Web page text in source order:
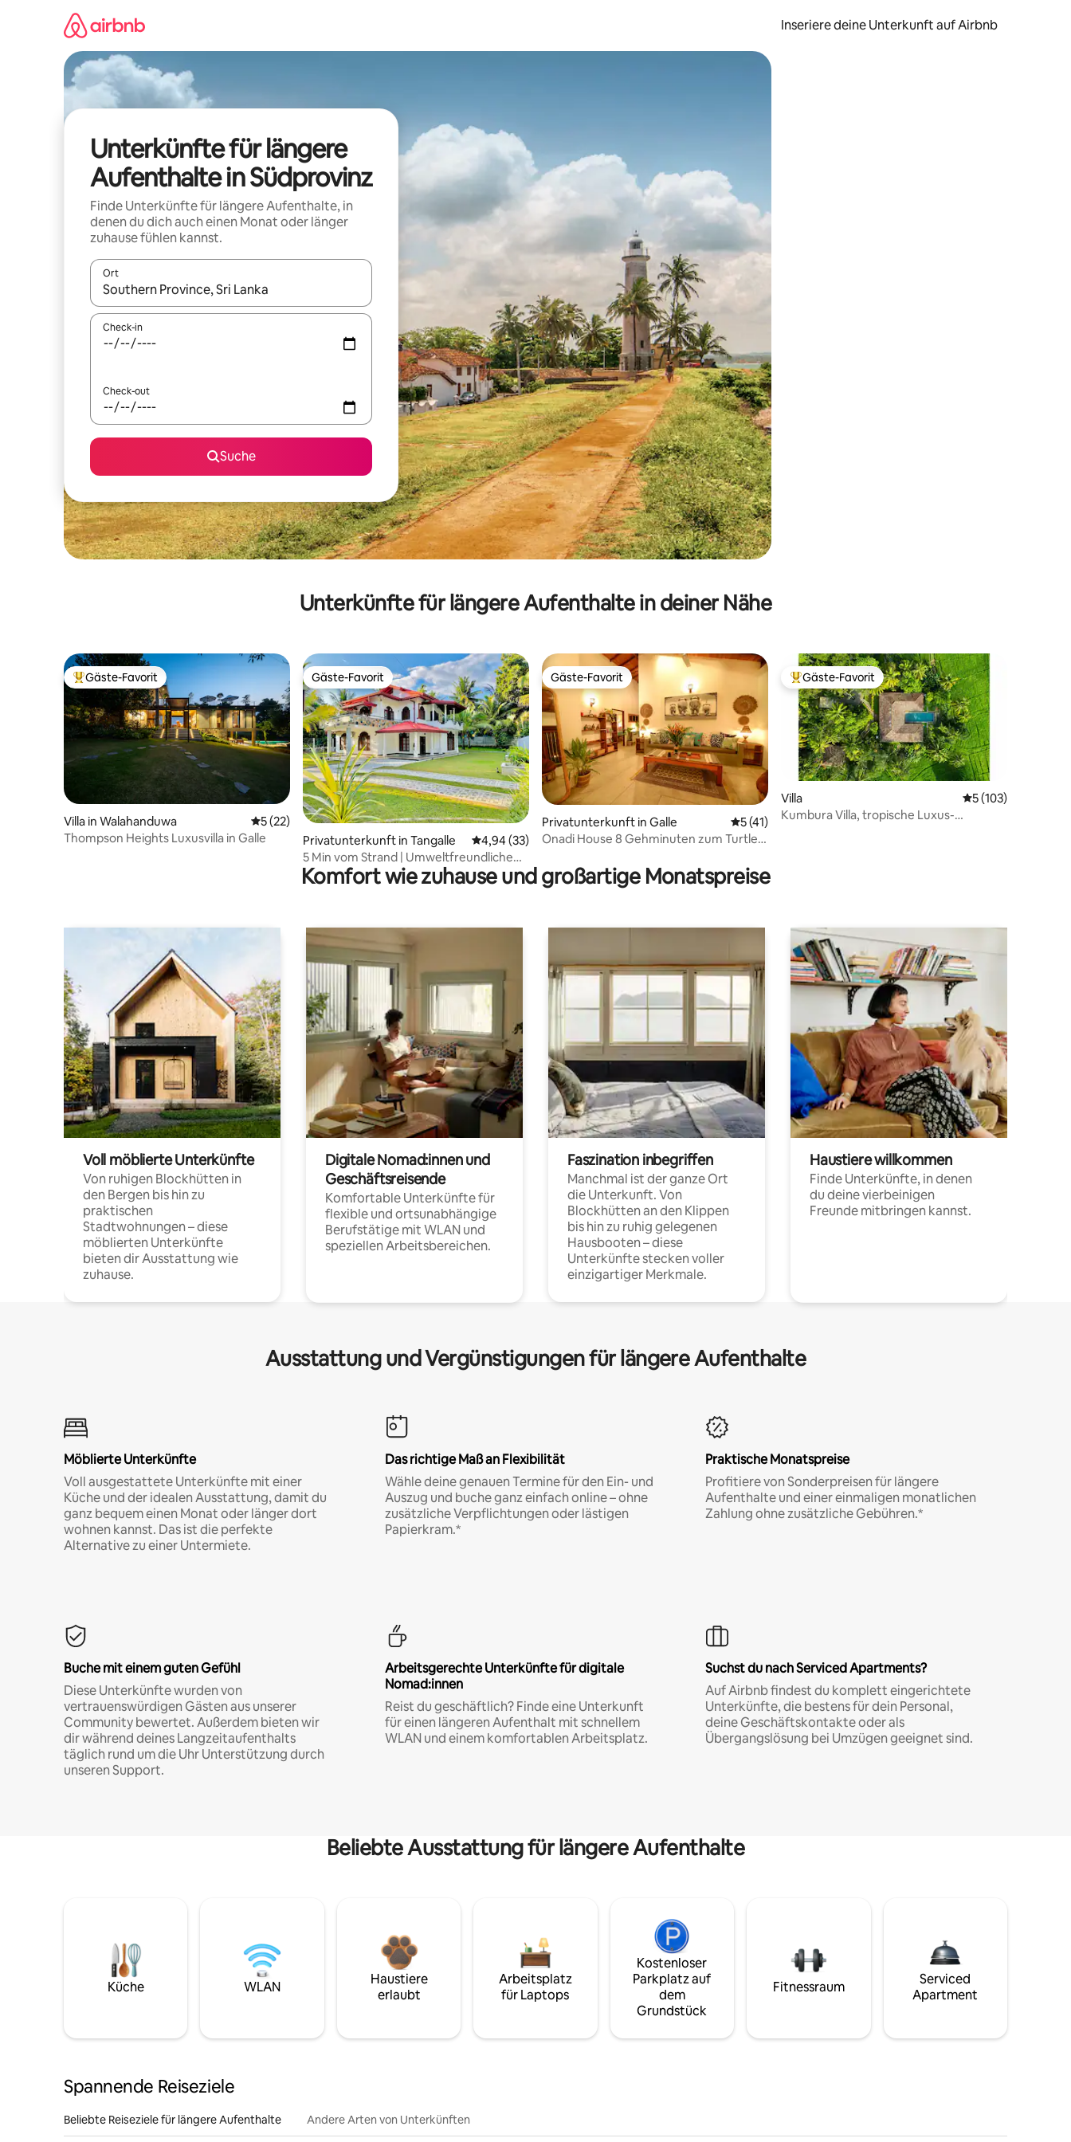
Inseriere deine Unterkunft auf Airbnb
Unterkünfte für längere
Aufenthalte in Südprovinz
Finde Unterkünfte für längere Aufenthalte, in
denen du dich auch einen Monat oder länger
zuhause fühlen kannst.
Ort
Wenn Ergebnisse verfügbar sind, navigiere mit den Pfeiltasten nach oben und unten oder erkunde die Ergebnisse durch Berühren oder Wischgesten.
Check-in
Check-out
Suche
Unterkünfte für längere Aufenthalte in deiner Nähe
Beliebter Gäste-Favorit.
Gäste-Favorit
Villa in Walahanduwa Durchschnittliche Bewertung: 5 von 5, 22 Bewertungen
5 (22)
Thompson Heights Luxusvilla in Galle
Gäste-Favorit
Gäste-Favorit
Privatunterkunft in Tangalle Durchschnittliche Bewertung: 4,94 von 5, 33 Bewertungen
4,94 (33)
5 Min vom Strand | Umweltfreundliche
3BR Privatvilla
Gäste-Favorit
Gäste-Favorit
Privatunterkunft in Galle Durchschnittliche Bewertung: 5 von 5, 41 Bewertungen
5 (41)
Onadi House 8 Gehminuten zum Turtle
Beliebter Gäste-Favorit.
Gäste-Favorit
Villa Durchschnittliche
5 (103)
Kumbura Villa, tropische Luxus-
Komfort wie zuhause und großartige Monatspreise
Voll möblierte Unterkünfte
Von ruhigen Blockhütten in
den Bergen bis hin zu
praktischen
Stadtwohnungen – diese
möblierten Unterkünfte
bieten dir Ausstattung wie
zuhause.
Digitale Nomad:innen und
Geschäftsreisende
Komfortable Unterkünfte für
flexible und ortsunabhängige
Berufstätige mit WLAN und
speziellen Arbeitsbereichen.
Faszination inbegriffen
Manchmal ist der ganze Ort
die Unterkunft. Von
Blockhütten an den Klippen
bis hin zu ruhig gelegenen
Hausbooten – diese
Unterkünfte stecken voller
einzigartiger Merkmale.
Haustiere willkommen
Finde Unterkünfte, in denen
du deine vierbeinigen
Freunde mitbringen kannst.
Ausstattung und Vergünstigungen für längere Aufenthalte
Möblierte Unterkünfte
Voll ausgestattete Unterkünfte mit einer
Küche und der idealen Ausstattung, damit du
ganz bequem einen Monat oder länger dort
wohnen kannst. Das ist die perfekte
Alternative zu einer Untermiete.
Das richtige Maß an Flexibilität
Wähle deine genauen Termine für den Ein- und
Auszug und buche ganz einfach online – ohne
zusätzliche Verpflichtungen oder lästigen
Papierkram.*
Praktische Monatspreise
Profitiere von Sonderpreisen für längere
Aufenthalte und einer einmaligen monatlichen
Zahlung ohne zusätzliche Gebühren.*
Buche mit einem guten Gefühl
Diese Unterkünfte wurden von
vertrauenswürdigen Gästen aus unserer
Community bewertet. Außerdem bieten wir
dir während deines Langzeitaufenthalts
täglich rund um die Uhr Unterstützung durch
unseren Support.
Arbeitsgerechte Unterkünfte für digitale
Nomad:innen
Reist du geschäftlich? Finde eine Unterkunft
für einen längeren Aufenthalt mit schnellem
WLAN und einem komfortablen Arbeitsplatz.
Suchst du nach Serviced Apartments?
Auf Airbnb findest du komplett eingerichtete
Unterkünfte, die bestens für dein Personal,
deine Geschäftskontakte oder als
Übergangslösung bei Umzügen geeignet sind.
Beliebte Ausstattung für längere Aufenthalte
Küche WLAN
Haustiere
erlaubt
Arbeitsplatz
für Laptops
Kostenloser
Parkplatz auf
dem
Grundstück
Fitnessraum
Serviced
Apartment
Spannende Reiseziele
Beliebte Reiseziele für längere Aufenthalte Andere Arten von Unterkünften